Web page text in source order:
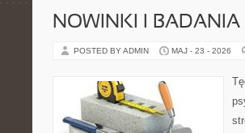
NOWINKI I BADANIA
POSTED BY ADMIN MAJ - 23 - 2026